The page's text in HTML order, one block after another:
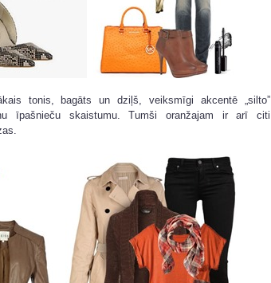
tonis, bagāts un dziļš, veiksmīgi akcentē „silto”
īpašnieču skaistumu. Tumši oranžajam ir arī citi